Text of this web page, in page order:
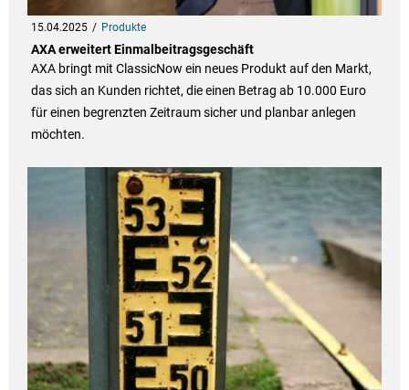
15.04.2025 Produkte
AXA erweitert Einmalbeitragsgeschäft
AXA bringt mit ClassicNow ein neues Produkt auf den Markt,
das sich an Kunden richtet, die einen Betrag ab 10.000 Euro
für einen begrenzten Zeitraum sicher und planbar anlegen
möchten.